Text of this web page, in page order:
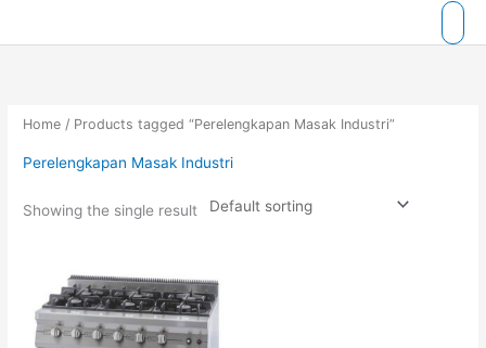
Home / Products tagged “Perelengkapan Masak Industri”
Perelengkapan Masak Industri
Showing the single result